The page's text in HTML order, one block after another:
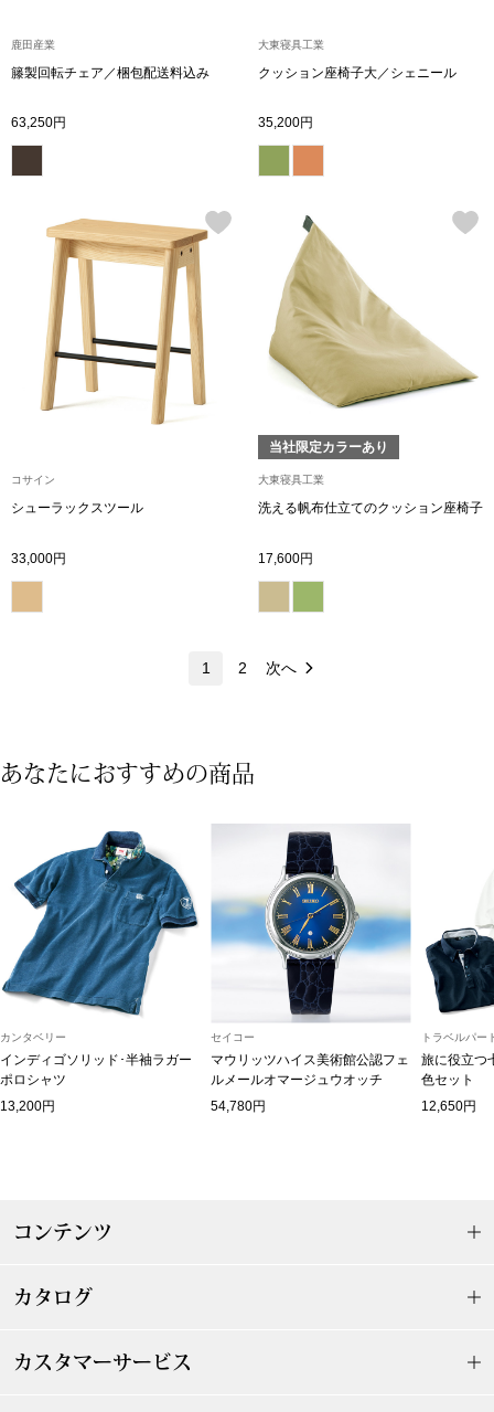
ウオッチ／
ウオッチ
マフラー／ス
スカーフ／ス
手袋
サングラス／
鹿田産業
籐製回転チェア／梱包配送料込み
63,250円
大東寝具工業
クッション座椅子大／シェニール
35,200円
コサイン
シューラックスツール
33,000円
当社限定カラーあり
大東寝具工業
洗える帆布仕立てのクッション座椅子
17,600円
1 2 次へ
あなたにおすすめの商品
カンタベリー
インディゴソリッド･半袖ラガー
ポロシャツ
13,200円
セイコー
マウリッツハイス美術館公認フェ
ルメールオマージュウオッチ
54,780円
トラベルパー
旅に役立つ
色セット
12,650円
コンテンツ
カタログ
カスタマーサービス